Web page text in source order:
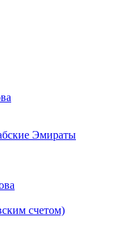
Эмираты
счетом)